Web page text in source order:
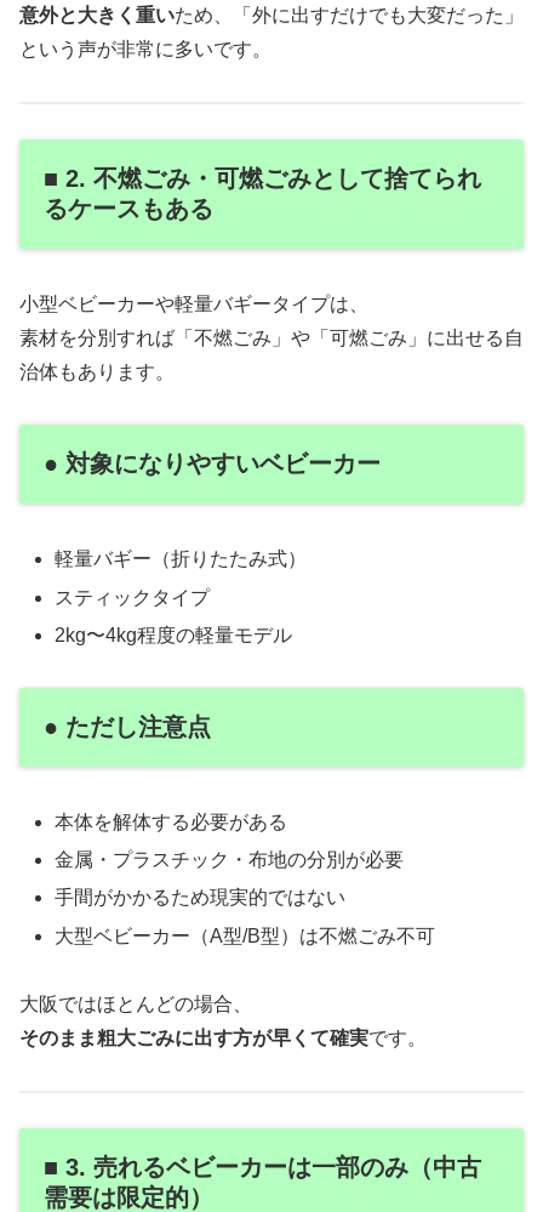
意外と大きく重いため、「外に出すだけでも大変だった」
という声が非常に多いです。
■ 2. 不燃ごみ・可燃ごみとして捨てられ
るケースもある
小型ベビーカーや軽量バギータイプは、
素材を分別すれば「不燃ごみ」や「可燃ごみ」に出せる自
治体もあります。
● 対象になりやすいベビーカー
軽量バギー（折りたたみ式）
スティックタイプ
2kg〜4kg程度の軽量モデル
● ただし注意点
本体を解体する必要がある
金属・プラスチック・布地の分別が必要
手間がかかるため現実的ではない
大型ベビーカー（A型/B型）は不燃ごみ不可
大阪ではほとんどの場合、
そのまま粗大ごみに出す方が早くて確実です。
■ 3. 売れるベビーカーは一部のみ（中古
需要は限定的）